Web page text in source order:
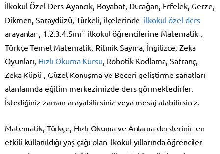
İlkokul Özel Ders Ayancık, Boyabat, Durağan, Erfelek, Gerze,
Dikmen, Saraydüzü, Türkeli, ilçelerinde ilkokul özel ders
arayanlar , 1.2.3.4.Sınıf ilkokul öğrencilerine Matematik ,
Türkçe Temel Matematik, Ritmik Sayma, İngilizce, Zeka
Oyunları, Hızlı Okuma Kursu , Robotik Kodlama, Satranç,
Zeka Küpü , Güzel Konuşma ve Beceri geliştirme sanatları
alanlarında eğitim merkezimizde ders görmektedirler.
İstediğiniz zaman arayabilirsiniz veya mesaj atabilirsiniz.
Matematik, Türkçe, Hızlı Okuma ve Anlama derslerinin en
etkili kullanıldığı yaş çağı olan ilkokul yıllarında öğrenciler